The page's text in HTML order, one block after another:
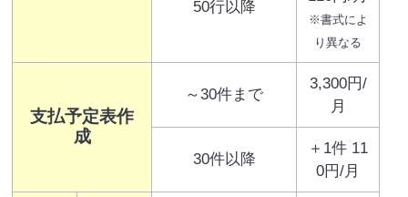
50行以降
※書式によ
り異なる
支払予定表作
成
～30件まで
3,300円/
月
30件以降
＋1件 11
0円/月